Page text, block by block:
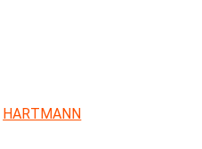
HARTMANN